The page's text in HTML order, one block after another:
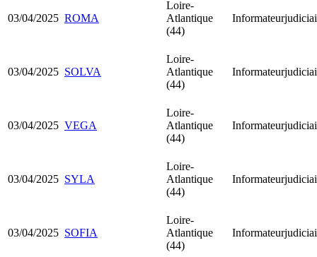
03/04/2025 ROMA
Loire-
Atlantique
(44)
03/04/2025 SOLVA
Loire-
Atlantique
(44)
03/04/2025 VEGA
Loire-
Atlantique
(44)
03/04/2025 SYLA
Loire-
Atlantique
(44)
03/04/2025 SOFIA
Loire-
Atlantique
(44)